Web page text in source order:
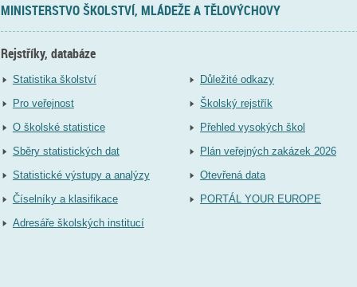
MINISTERSTVO ŠKOLSTVÍ, MLÁDEŽE A TĚLOVÝCHOVY
Rejstříky, databáze
Statistika školství
Pro veřejnost
O školské statistice
Sběry statistických dat
Statistické výstupy a analýzy
Číselníky a klasifikace
Adresáře školských institucí
Důležité odkazy
Školský rejstřík
Přehled vysokých škol
Plán veřejných zakázek 2026
Otevřená data
PORTÁL YOUR EUROPE